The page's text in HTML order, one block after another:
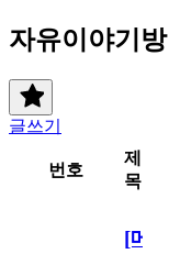
자유이야기방
글쓰기
번호
제
목
[메